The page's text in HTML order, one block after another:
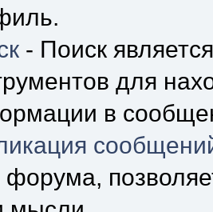
- Поиск
для
в
форума,